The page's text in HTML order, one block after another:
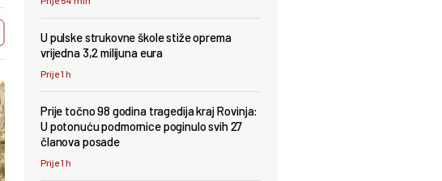
U pulske strukovne škole stiže oprema
vrijedna 3,2 milijuna eura
Prije 1 h
Prije točno 98 godina tragedija kraj Rovinja:
U potonuću podmornice poginulo svih 27
članova posade
Prije 1 h